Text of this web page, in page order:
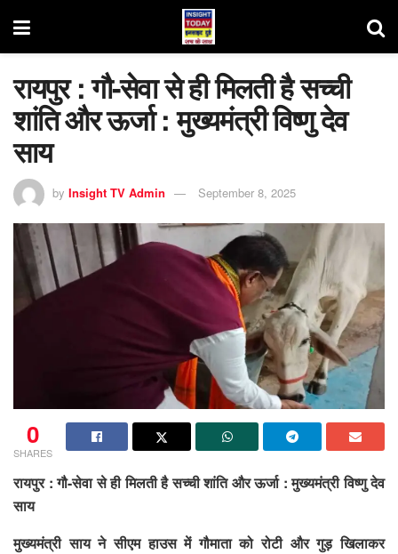
रायपुर : गौ-सेवा से ही मिलती है सच्ची
शांति और ऊर्जा : मुख्यमंत्री विष्णु देव
साय
by Insight TV Admin September 8, 2025
0
SHARES
रायपुर : गौ-सेवा से ही मिलती है सच्ची शांति और ऊर्जा : मुख्यमंत्री विष्णु देव
साय
मुख्यमंत्री साय ने सीएम हाउस में गौमाता को रोटी और गुड़ खिलाकर